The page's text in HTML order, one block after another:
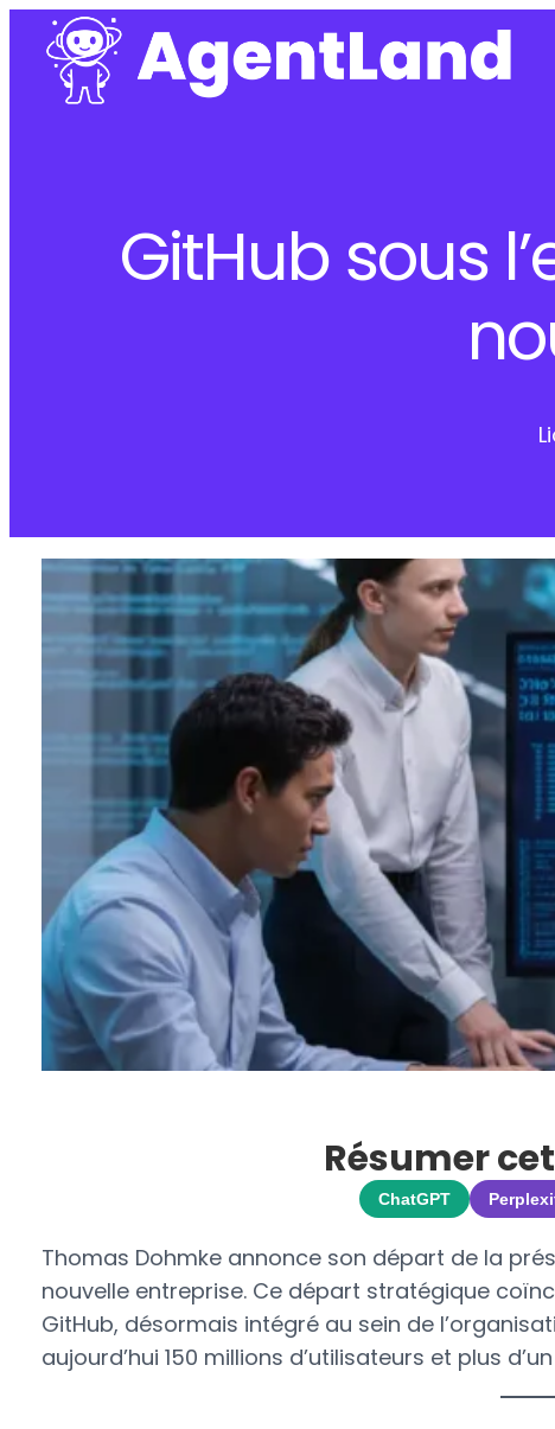
GitHub sous
Résumer
ChatGPT
Thomas Dohmke annonce son départ de la
nouvelle entreprise. Ce départ stratégique
GitHub, désormais intégré au sein de
aujourd’hui 150 millions d’utilisateurs et plus